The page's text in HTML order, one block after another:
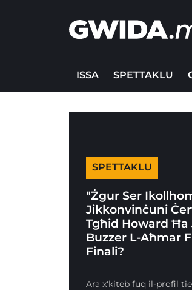
ISSA SPETTAKLU
SPETTAKLU
"Żgur Ser
Jikkonvinċuni
Tgħid Howard Ħa
Buzzer L-Aħmar
Finali?
Ara x'kiteb fuq il-profil